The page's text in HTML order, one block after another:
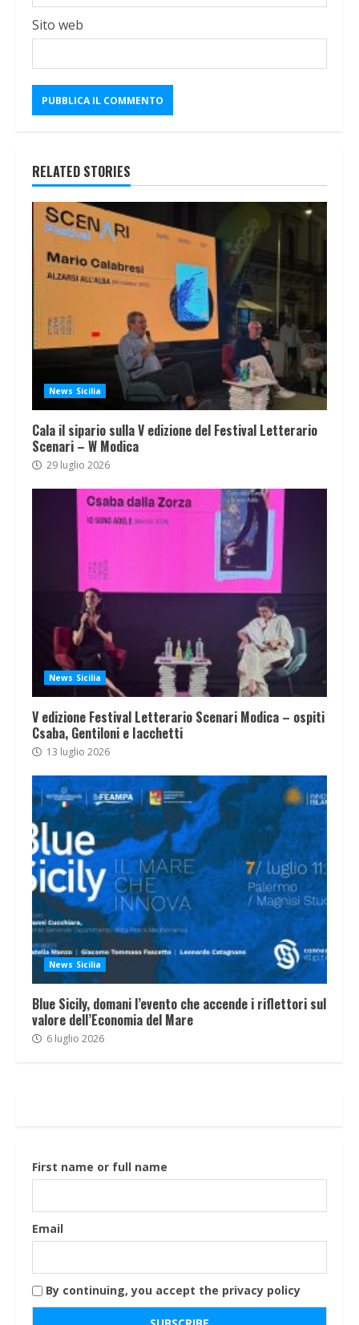
Sito web
RELATED STORIES
News Sicilia
Cala il sipario sulla V edizione del Festival Letterario
Scenari – W Modica
29 luglio 2026
News Sicilia
V edizione Festival Letterario Scenari Modica – ospiti
Csaba, Gentiloni e Iacchetti
13 luglio 2026
News Sicilia
Blue Sicily, domani l’evento che accende i riflettori sul
valore dell’Economia del Mare
6 luglio 2026
First name or full name
Email
By continuing, you accept the privacy policy